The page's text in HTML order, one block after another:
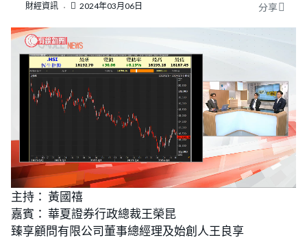
財經資訊 2024年03月06日 分享
n
m
u
t
e
o
e
d
:
2
主持： 黃國禧
嘉賓： 華夏證券行政總裁王榮昆
臻享顧問有限公司董事總經理及始創人王良享